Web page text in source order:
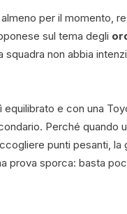
per il momento,
sul tema degli
squadra non abbia
equilibrato e con una
Perché quando
punti pesanti,
prova sporca: basta